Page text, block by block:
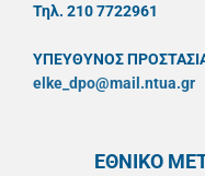
Τηλ. 210 7722961
ΥΠΕΥΘYΝΟΣ
elke_dpo@mail.ntua.gr
ΕΘΝΙΚΟ